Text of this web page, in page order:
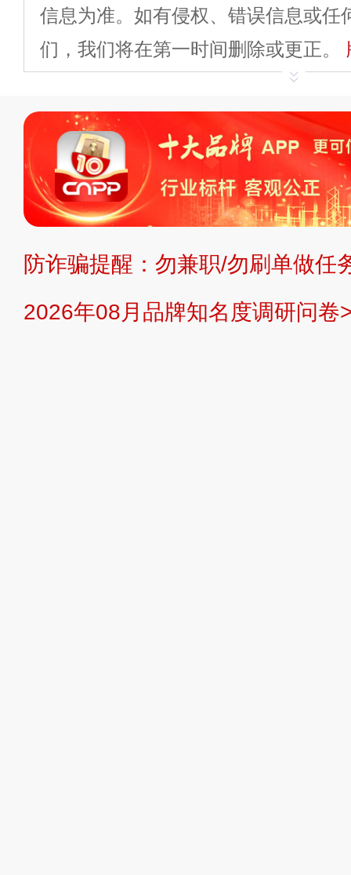
信息为准。如有侵权、错误信息或任
们，我们将在第一时间删除或更正。
平台自有内容（文字
标、LOGO 等）知识产权归本站所
复制、转载、商用。本站不生产产
不代理、不招商、不提供中介服务。
持投资购买的观点或意见，页面信息
提交说明： 快速提交发布>> 提交品
防诈骗提醒：勿兼职/勿刷单做任
2026年08月品牌知名度调研问卷